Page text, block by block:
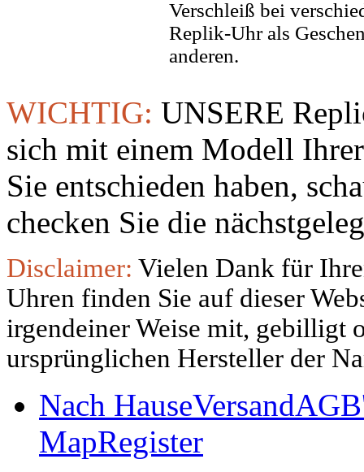
Verschleiß bei
Replik-Uhr als
anderen.
WICHTIG: UNSERE
sich mit einem Modell
Sie entschieden haben,
checken Sie die
Disclaimer: Vielen Dank für
Uhren finden Sie auf dieser
irgendeiner Weise mit, gebilligt
ursprünglichen Hersteller der
Nach HauseVersand
MapRegister